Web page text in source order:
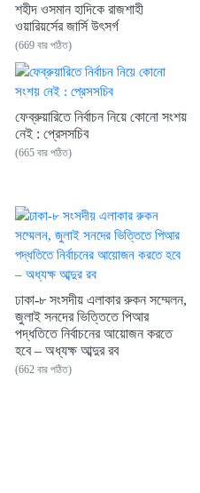
শহীদ ওসমান হাদিকে রাজশাহী
ওয়ারিয়র্সের জার্সি উৎসর্গ
(669 বার পঠিত)
ফেব্রুয়ারিতে নির্বাচন নিয়ে কোনো সংশয়
নেই : প্রেসসচিব
(665 বার পঠিত)
ঢাকা-৮ সংসদীয় এলাকার রুকন সম্মেলন,
জুলাই সনদের ভিত্তিতে পিআর
পদ্ধতিতে নির্বাচনের আয়োজন করতে
হবে – অধ্যক্ষ আব্দুর রব
(662 বার পঠিত)